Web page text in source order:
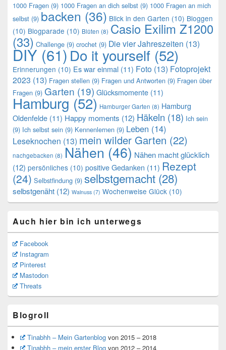
1000 Fragen (9) 1000 Fragen an dich selbst (9) 1000 Fragen an mich
selbst (9) backen (36) Blick in den Garten (10) Bloggen
(10) Blogparade (10) Blüten (8) Casio Exilim Z1200
(33) Challenge (9) crochet (9) Die vier Jahreszeiten (13)
DIY (61)Do it yourself (52)
Erinnerungen (10) Es war einmal (11) Foto (13) Fotoprojekt
2023 (13) Fragen stellen (9) Fragen und Antworten (9) Fragen über
Fragen (9) Garten (19) Glücksmomente (11)
Hamburg (52) Hamburger Garten (8) Hamburg
Oldenfelde (11) Happy moments (12) Häkeln (18) Ich sein
(9) Ich selbst sein (9) Kennenlernen (9) Leben (14)
Leseknochen (13) mein wilder Garten (22)
nachgebacken (8) Nähen (46) Nähen macht glücklich
(12) persönliches (10) positive Gedanken (11) Rezept
(24) Selbstfindung (9) selbstgemacht (28)
selbstgenäht (12) Walnuss (7) Wochenweise Glück (10)
Auch hier bin ich unterwegs
Facebook
Instagram
Pinterest
Mastodon
Threats
Blogroll
Tinabhh – Mein Gartenblogvon 2015 – 2018
Tinabhh – mein erster Blogvon 2012 – 2014